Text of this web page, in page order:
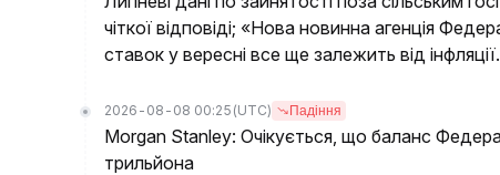
чіткої відповіді; «Нова новинна агенція
ставок у вересні все ще залежить від інфляції.
2026-08-08 00:25 (UTC) Падіння
Morgan Stanley: Очікується, що баланс
трильйона